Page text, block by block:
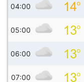
04:00
05:00
06:00
07:00